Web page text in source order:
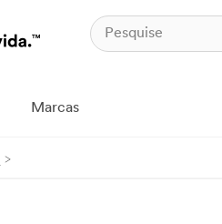
Marcas